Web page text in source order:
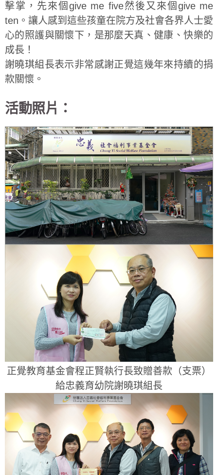
擊掌，先來個give me five然後又來個give me
ten。讓人感到這些孩童在院方及社會各界人士愛
心的照護與關懷下，是那麼天真、健康、快樂的
成長！
謝曉琪組長表示非常感謝正覺這幾年來持續的捐
款關懷。
活動照片：
正覺教育基金會程正賢執行長致贈善款（支票）
給忠義育幼院謝曉琪組長